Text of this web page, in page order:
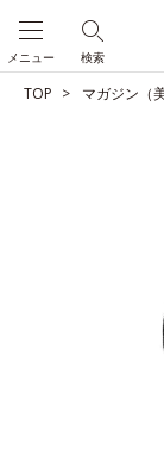
検索
メニュー
TOP マガジン（